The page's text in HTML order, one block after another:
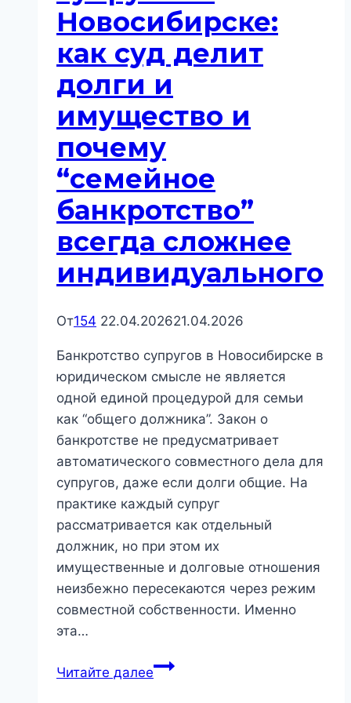
Новосибирске:
как суд делит
долги и
имущество и
почему
“семейное
банкротство”
всегда сложнее
индивидуального
От154 22.04.202621.04.2026
Банкротство супругов в Новосибирске в
юридическом смысле не является
одной единой процедурой для семьи
как “общего должника”. Закон о
банкротстве не предусматривает
автоматического совместного дела для
супругов, даже если долги общие. На
практике каждый супруг
рассматривается как отдельный
должник, но при этом их
имущественные и долговые отношения
неизбежно пересекаются через режим
совместной собственности. Именно
эта…
Читайте далееБанкротство